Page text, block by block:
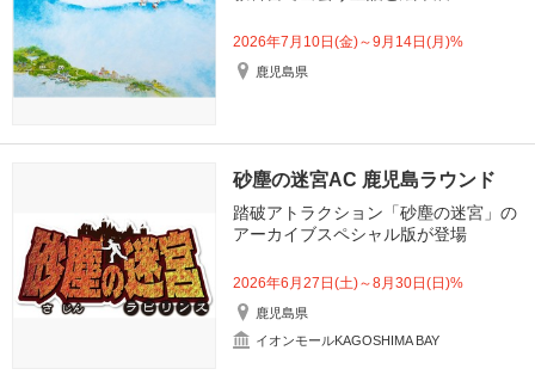
2026年7月10日(金)～9月14日(月)%
鹿児島県
砂塵の迷宮AC 鹿児島ラウンド
踏破アトラクション「砂塵の迷宮」の
アーカイブスペシャル版が登場
2026年6月27日(土)～8月30日(日)%
鹿児島県
イオンモールKAGOSHIMA BAY